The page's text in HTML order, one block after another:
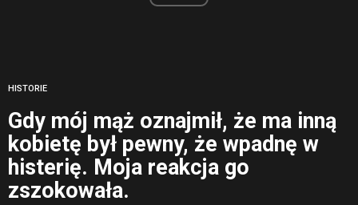
HISTORIE
Gdy mój mąż oznajmił, że ma inną
kobietę był pewny, że wpadnę w
histerię. Moja reakcja go
zszokowała.